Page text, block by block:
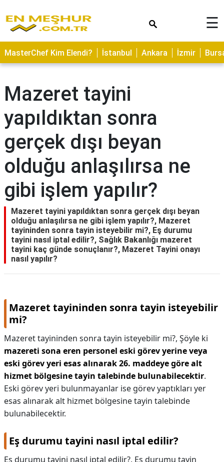
ASTROLOJİ
SAĞLIK
TARİFLERİ
GEZİLECEK
YERLER
CİLT
BAKIMI
NEDİR
KAMP
ALANLARI
HAMİLELİK
KAPLICALAR
İLETİŞİM
☰
MasterChef Kim Elendi? İstanbul Ankara İzmir
Mazeret tayini
yapıldıktan sonra
gerçek dışı beyan
olduğu anlaşılırsa ne
gibi işlem yapılır?
Mazeret tayini yapıldıktan sonra gerçek dışı beyan
olduğu anlaşılırsa ne gibi işlem yapılır?, Mazeret
tayininden sonra tayin isteyebilir mi?, Eş durumu
tayini nasıl iptal edilir?, Sağlık Bakanlığı mazeret
tayini kaç günde sonuçlanır?, Mazeret Tayini onayı
nasıl yapılır?
Mazeret tayininden sonra tayin isteyebilir
mi?
Mazeret tayininden sonra tayin isteyebilir mi?, Şöyle ki
mazereti sona eren personel eski görev yerine veya
eski görev yeri esas alınarak 26. maddeye göre alt
hizmet bölgesine tayin talebinde bulunabilecektir.
Eski görev yeri bulunmayanlar ise görev yaptıkları yer
esas alınarak alt hizmet bölgesine tayin talebinde
bulunabilecektir.
Eş durumu tayini nasıl iptal edilir?
Eş durumu tayini nasıl iptal edilir?, Eş durumu tayin